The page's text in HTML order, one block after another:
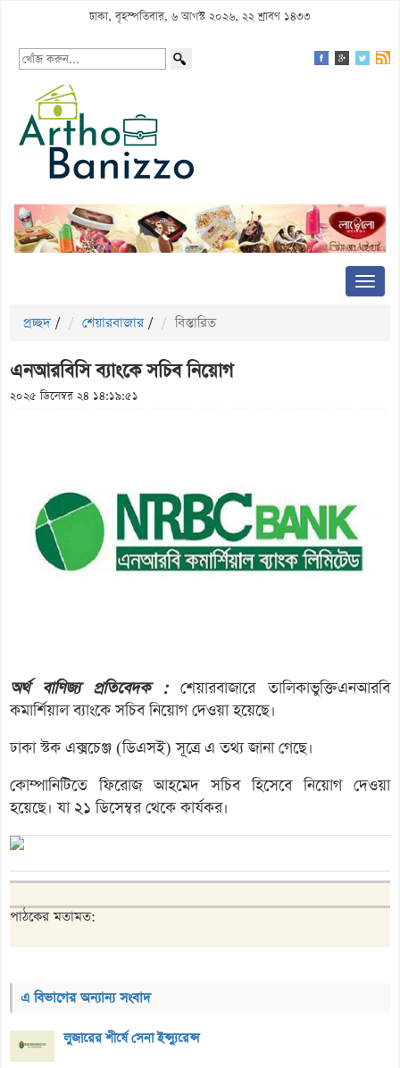
ঢাকা, বৃহস্পতিবার, ৬ আগস্ট ২০২৬, ২২ শ্রাবণ ১৪৩৩
প্রচ্ছদ / শেয়ারবাজার / বিস্তারিত
এনআরবিসি ব্যাংকে সচিব নিয়োগ
২০২৫ ডিসেম্বর ২৪ ১৪:১৯:৫১
অর্থ বাণিজ্য প্রতিবেদক :শেয়ারবাজারে তালিকাভুক্তিএনআরবি
কমার্শিয়াল ব্যাংকে সচিব নিয়োগ দেওয়া হয়েছে।
ঢাকা স্টক এক্সচেঞ্জ (ডিএসই) সূত্রে এ তথ্য জানা গেছে।
কোম্পানিটিতে ফিরোজ আহমেদ সচিব হিসেবে নিয়োগ দেওয়া
হয়েছে। যা ২১ ডিসেম্বর থেকে কার্যকর।
পাঠকের মতামত:
এ বিভাগের অন্যান্য সংবাদ
লুজারের শীর্ষে সেনা ইন্স্যুরেন্স